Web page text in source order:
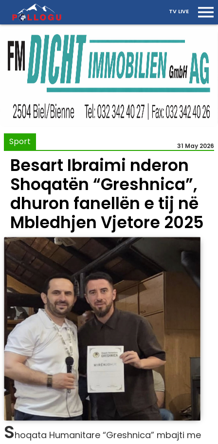
TV LIVE
Sport 31 May 2026
Besart Ibraimi nderon
Shoqatën “Greshnica”,
dhuron fanellën e tij në
Mbledhjen Vjetore 2025
Shoqata Humanitare “Greshnica” mbajti me